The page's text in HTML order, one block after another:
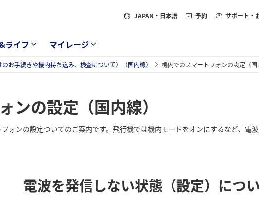
JAPAN ・日本語 予約 サポート・
ライフ マイレージ
お手続きや機内持ち込み、検査について）（国内線） 機内でのスマートフォンの設定（国
ンの設定（国内線）
ォンの設定ついてのご案内です。飛行機では機内モードをオンにするなど、電
電波を発信しない状態（設定）につ